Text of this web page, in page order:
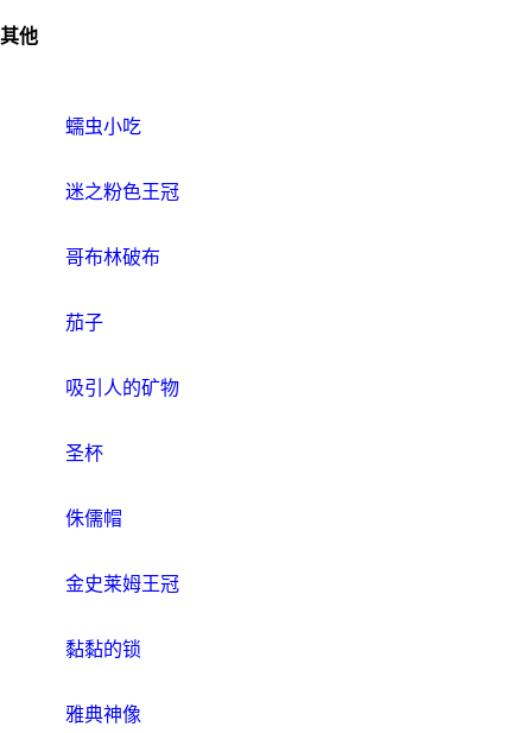
其他
蠕虫小吃
迷之粉色王冠
哥布林破布
茄子
吸引人的矿物
圣杯
侏儒帽
金史莱姆王冠
黏黏的锁
雅典神像